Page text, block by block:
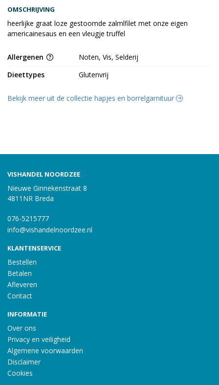
OMSCHRIJVING
heerlijke graat loze gestoomde zalmlfilet met onze eigen
americainesaus en een vleugje truffel
Allergenen
Noten, Vis, Selderij
Dieettypes
Glutenvrij
Bekijk meer uit de collectie hapjes en borrelgarnituur
VISHANDEL NOORDZEE
Nieuwe Ginnekenstraat 8
4811NR Breda
076-5215777
info@vishandelnoordzee.nl
KLANTENSERVICE
Bestellen
Betalen
Afleveren
Contact
INFORMATIE
Over ons
Privacy en veiligheid
Algemene voorwaarden
Disclaimer
Cookies